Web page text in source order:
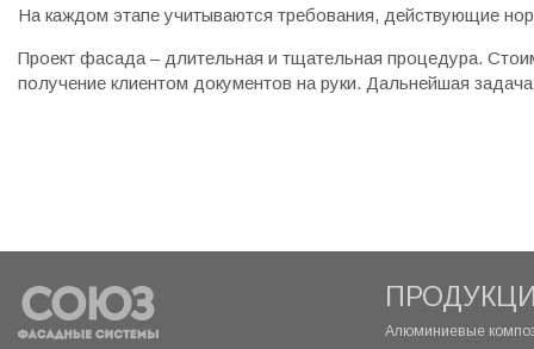
На каждом этапе учитываются требования, действующие
Проект фасада – длительная и тщательная процедура.
получение клиентом документов на руки. Дальнейшая
Алюминиевые